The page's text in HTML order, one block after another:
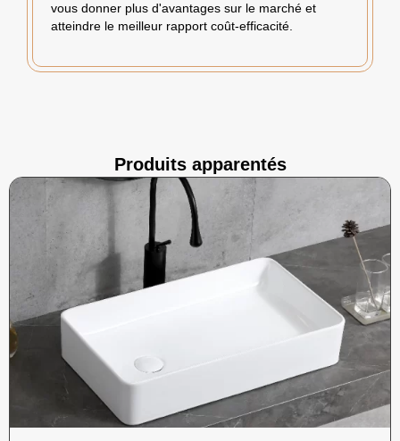
vous donner plus d'avantages sur le marché et
atteindre le meilleur rapport coût-efficacité.
Produits apparentés